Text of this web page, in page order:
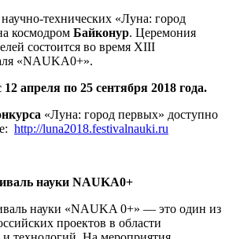
технических «Луна: город
космодром Байконур. Церемония
состоится во время XIII
«NAUKA0+».
апреля по 25 сентября 2018 года.
«Луна: город первых» доступно
http://luna2018.festivalnauki.ru
науки NAUKA0+
науки «NAUKA 0+» — это один из
проектов в области